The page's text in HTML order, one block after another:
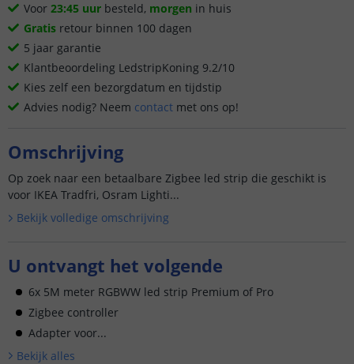
Voor 23:45 uur besteld, morgen in huis
Gratis retour binnen 100 dagen
5 jaar garantie
Klantbeoordeling LedstripKoning 9.2/10
Kies zelf een bezorgdatum en tijdstip
Advies nodig? Neem contact met ons op!
Omschrijving
Op zoek naar een betaalbare Zigbee led strip die geschikt is
voor IKEA Tradfri, Osram Lighti...
Bekijk volledige omschrijving
U ontvangt het volgende
6x 5M meter RGBWW led strip Premium of Pro
Zigbee controller
Adapter voor...
Bekijk alles